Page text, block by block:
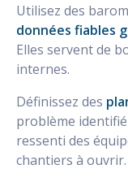
Utilisez des
données fiables
Elles servent de
internes.
Définissez des
problème
ressenti des
chantiers à ouvrir.